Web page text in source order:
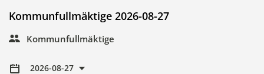
Kommunfullmäktige 2026-08-27
Kommunfullmäktige
2026-08-27